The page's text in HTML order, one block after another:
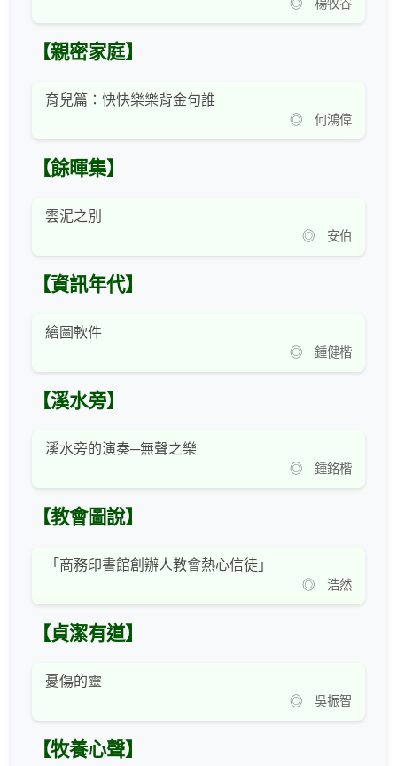
◎ 楊牧谷
【親密家庭】
育兒篇：快快樂樂背金句誰
◎ 何鴻偉
【餘暉集】
雲泥之別
◎ 安伯
【資訊年代】
繪圖軟件
◎ 鍾健楷
【溪水旁】
溪水旁的演奏─無聲之樂
◎ 鍾銘楷
【教會圖說】
「商務印書館創辦人教會熱心信徒」
◎ 浩然
【貞潔有道】
憂傷的靈
◎ 吳振智
【牧養心聲】